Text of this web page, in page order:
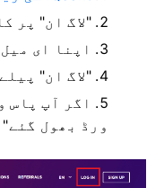
"لاگ ان" پر
اپنا ای
"لاگ ان"
اگر آپ پاس
ورڈ بھول گئے"